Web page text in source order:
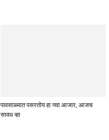
पावसाळ्यात पसरतोय हा नवा आजार, आजच
सावध व्हा